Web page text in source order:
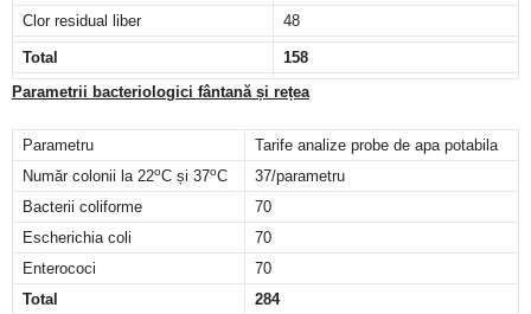
Clor residual liber
48
Total
158
Parametrii bacteriologici fântană și rețea
Parametru
Tarife analize probe de apa potabila
Număr colonii la 22oC și 37oC
37/parametru
Bacterii coliforme
70
Escherichia coli
70
Enterococi
70
Total
284